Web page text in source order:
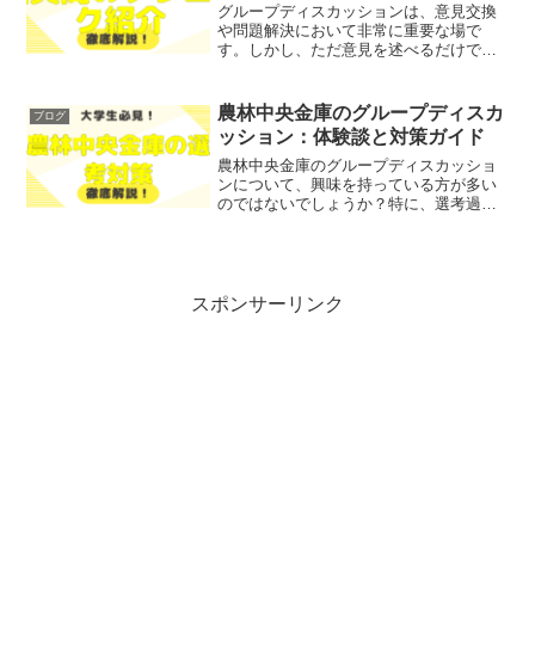
グループディスカッションは、意見交換
や問題解決において非常に重要な場で
す。しかし、ただ意見を述べるだけでは
プディスカッションにおける逆質問の重
要性について掘り下げ、具体...
ブログ
農林中央金庫のグループディスカ
ッション：体験談と対策ガイド
農林中央金庫のグループディスカッショ
ンについて、興味を持っている方が多い
のではないでしょうか？特に、選考過程
スポンサーリンク